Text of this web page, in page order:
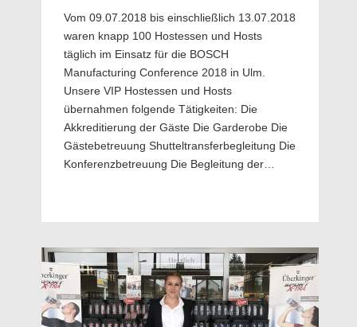
Vom 09.07.2018 bis einschließlich 13.07.2018
waren knapp 100 Hostessen und Hosts
täglich im Einsatz für die BOSCH
Manufacturing Conference 2018 in Ulm.
Unsere VIP Hostessen und Hosts
übernahmen folgende Tätigkeiten: Die
Akkreditierung der Gäste Die Garderobe Die
Gästebetreuung Shutteltransferbegleitung Die
Konferenzbetreuung Die Begleitung der…